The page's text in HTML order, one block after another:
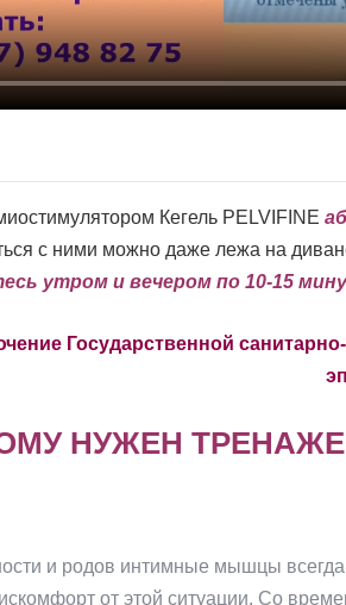
Кегель PELVIFINE
с ними можно даже лежа на
утром и вечером по 10-15
Государственной
НУЖЕН
и родов интимные мышцы
от этой ситуации. Со